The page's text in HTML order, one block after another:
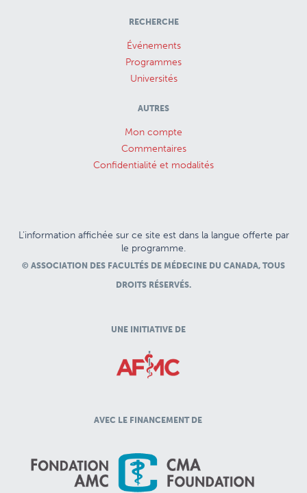
RECHERCHE
Événements
Programmes
Universités
AUTRES
Mon compte
Commentaires
Confidentialité et modalités
L’information affichée sur ce site est dans la langue offerte par
le programme.
© ASSOCIATION DES FACULTÉS DE MÉDECINE DU CANADA, TOUS
DROITS RÉSERVÉS.
UNE INITIATIVE DE
AVEC LE FINANCEMENT DE